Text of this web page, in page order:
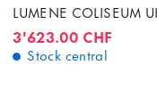
LUMENE COLISEUM
3'623.00 CHF
Stock central